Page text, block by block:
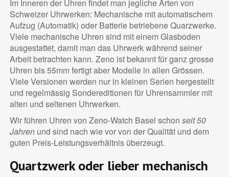
Im Inneren der Uhren findet man jegliche Arten von
Schweizer Uhrwerken: Mechanische mit automatischem
Aufzug (Automatik) oder Batterie betriebene Quarzwerke.
Viele mechanische Uhren sind mit einem Glasboden
ausgestattet, damit man das Uhrwerk während seiner
Arbeit betrachten kann. Zeno ist bekannt für ganz grosse
Uhren bis 55mm fertigt aber Modelle in allen Grössen.
Viele Versionen werden nur in kleinen Serien hergestellt
und regelmässig Sondereditionen für Uhrensammler mit
alten und seltenen Uhrwerken.
Wir führen Uhren von Zeno-Watch Basel schon seit 50
Jahrenund sind nach wie vor von der Qualität und dem
guten Preis-Leistungsverhältnis überzeugt.
Quartzwerk oder lieber mechanisch